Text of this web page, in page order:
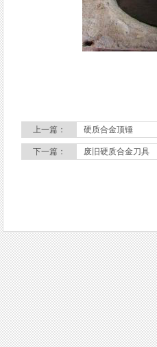
上一篇： 硬质合金顶锤
下一篇： 废旧硬质合金刀具